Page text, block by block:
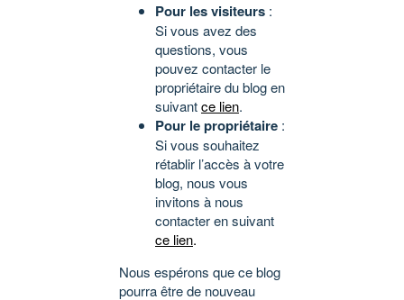
Pour les visiteurs :
Si vous avez des
questions, vous
pouvez contacter le
propriétaire du blog en
suivantce lien.
Pour le propriétaire :
Si vous souhaitez
rétablir l’accès à votre
blog, nous vous
invitons à nous
contacter en suivant
ce lien.
Nous espérons que ce blog
pourra être de nouveau